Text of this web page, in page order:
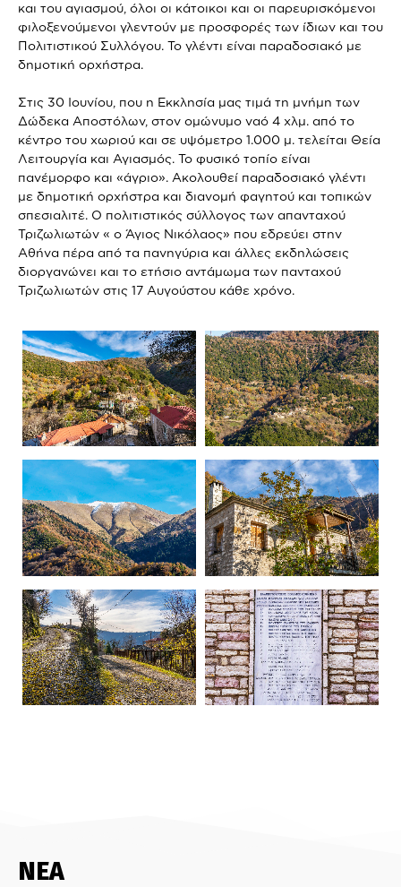
και του αγιασμού, όλοι οι κάτοικοι και οι παρευρισκόμενοι
φιλοξενούμενοι γλεντούν με προσφορές των ίδιων και του
Πολιτιστικού Συλλόγου. Το γλέντι είναι παραδοσιακό με
δημοτική ορχήστρα.
Στις 30 Ιουνίου, που η Εκκλησία μας τιμά τη μνήμη των
Δώδεκα Αποστόλων, στον ομώνυμο ναό 4 χλμ. από το
κέντρο του χωριού και σε υψόμετρο 1.000 μ. τελείται Θεία
Λειτουργία και Αγιασμός. Το φυσικό τοπίο είναι
πανέμορφο και «άγριο». Ακολουθεί παραδοσιακό γλέντι
με δημοτική ορχήστρα και διανομή φαγητού και τοπικών
σπεσιαλιτέ. Ο πολιτιστικός σύλλογος των απανταχού
Τριζωλιωτών « ο Άγιος Νικόλαος» που εδρεύει στην
Αθήνα πέρα από τα πανηγύρια και άλλες εκδηλώσεις
διοργανώνει και το ετήσιο αντάμωμα των πανταχού
Τριζωλιωτών στις 17 Αυγούστου κάθε χρόνο.
ΝΕΑ